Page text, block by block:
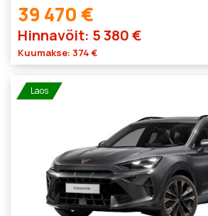
39 470 €
Hinnavõit: 5 380 €
Kuumakse: 374 €
Laos